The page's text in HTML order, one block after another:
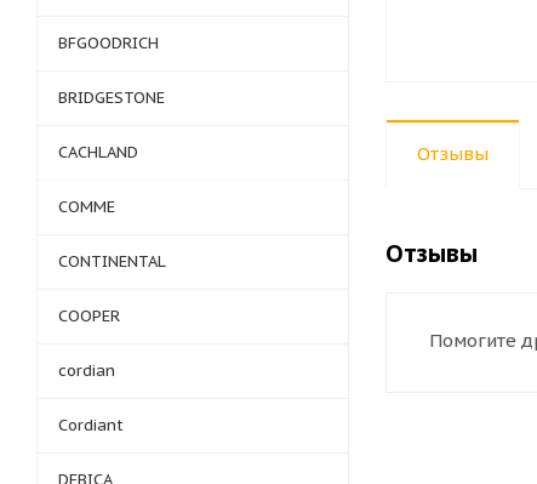
Отзывы
Отзывы
Помогите
BFGOODRICH
BRIDGESTONE
CACHLAND
COMME
CONTINENTAL
COOPER
cordian
Cordiant
DEBICA